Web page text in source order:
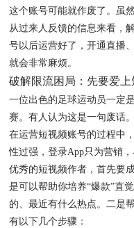
这个账号可能就作废了。虽
从过来人反馈的信息来看，
号以后运营好了，开通直播
就会非常麻烦。
破解限流困局：先要爱上
一位出色的足球运动员一定
赛。有人认为这是一句废话
在运营短视频账号的过程中
性过强，登录App只为营销
优秀的短视频作者，首先要
是可以帮助你培养“爆款”直
的、最近有什么热点。二是
有以下几个步骤：